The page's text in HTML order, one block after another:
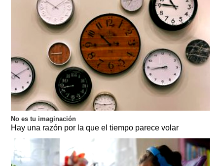
No es tu imaginación
Hay una razón por la que el tiempo parece volar